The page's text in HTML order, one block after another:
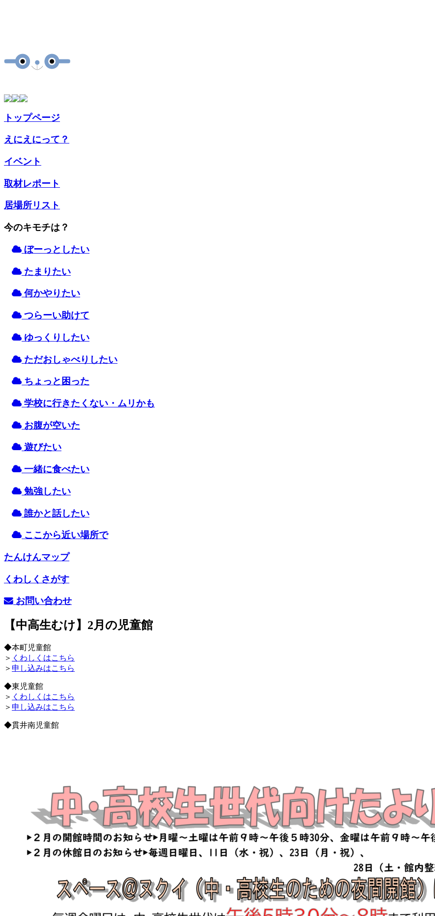
トップページ
えにえにって？
イベント
取材レポート
居場所リスト
今のキモチは？
ぼーっとしたい
たまりたい
何かやりたい
つらーい助けて
ゆっくりしたい
ただおしゃべりしたい
ちょっと 困 った
学校に行きたくない・ムリかも
お腹が空いた
遊びたい
一緒に食べたい
勉強したい
誰かと話したい
ここから近い場所で
たんけんマップ
くわしくさがす
お問い合わせ
【中高生むけ】2月の児童館
◆本町児童館
＞ くわしくはこちら
＞ 申し込みはこちら
◆東児童館
＞ くわしくはこちら
＞ 申し込みはこちら
◆貫井南児童館